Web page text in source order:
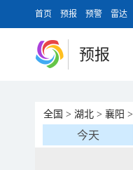
首页 预报 预警 雷达
预报
全国 > 湖北 > 襄阳 >
今天